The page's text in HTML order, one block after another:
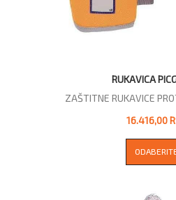
RUKAVICA
ZAŠTITNE RUKAVICE
16.416,00